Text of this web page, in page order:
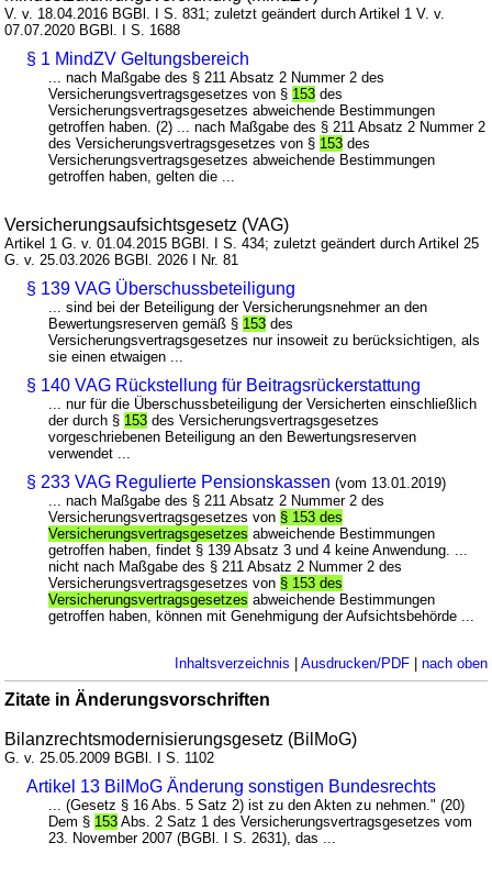
V. v. 18.04.2016 BGBl. I S. 831; zuletzt geändert durch Artikel 1 V. v.
07.07.2020 BGBl. I S. 1688
§ 1 MindZV Geltungsbereich
... nach Maßgabe des § 211 Absatz 2 Nummer 2 des
Versicherungsvertragsgesetzes von § 153 des
Versicherungsvertragsgesetzes abweichende Bestimmungen
getroffen haben. (2) ... nach Maßgabe des § 211 Absatz 2 Nummer 2
des Versicherungsvertragsgesetzes von § 153 des
Versicherungsvertragsgesetzes abweichende Bestimmungen
getroffen haben, gelten die ...
Versicherungsaufsichtsgesetz (VAG)
Artikel 1 G. v. 01.04.2015 BGBl. I S. 434; zuletzt geändert durch Artikel 25
G. v. 25.03.2026 BGBl. 2026 I Nr. 81
§ 139 VAG Überschussbeteiligung
... sind bei der Beteiligung der Versicherungsnehmer an den
Bewertungsreserven gemäß § 153 des
Versicherungsvertragsgesetzes nur insoweit zu berücksichtigen, als
sie einen etwaigen ...
§ 140 VAG Rückstellung für Beitragsrückerstattung
... nur für die Überschussbeteiligung der Versicherten einschließlich
der durch § 153 des Versicherungsvertragsgesetzes
vorgeschriebenen Beteiligung an den Bewertungsreserven
verwendet ...
§ 233 VAG Regulierte Pensionskassen (vom 13.01.2019)
... nach Maßgabe des § 211 Absatz 2 Nummer 2 des
Versicherungsvertragsgesetzes von § 153 des
Versicherungsvertragsgesetzes abweichende Bestimmungen
getroffen haben, findet § 139 Absatz 3 und 4 keine Anwendung. ...
nicht nach Maßgabe des § 211 Absatz 2 Nummer 2 des
Versicherungsvertragsgesetzes von § 153 des
Versicherungsvertragsgesetzes abweichende Bestimmungen
getroffen haben, können mit Genehmigung der Aufsichtsbehörde ...
Inhaltsverzeichnis Ausdrucken/PDF| nach oben
Zitate in Änderungsvorschriften
Bilanzrechtsmodernisierungsgesetz (BilMoG)
G. v. 25.05.2009 BGBl. I S. 1102
Artikel 13 BilMoG Änderung sonstigen Bundesrechts
... (Gesetz § 16 Abs. 5 Satz 2) ist zu den Akten zu nehmen." (20)
Dem § 153 Abs. 2 Satz 1 des Versicherungsvertragsgesetzes vom
23. November 2007 (BGBl. I S. 2631), das ...